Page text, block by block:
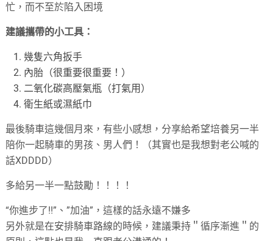
忙，而不至於陷入困境
建議攜帶的小工具：
幾隻六角扳手
內胎（很重要很重要！）
二氧化碳高壓氣瓶（打氣用）
衛生紙或濕紙巾
最後騎車這幾個月來，有些小感想，分享給希望培養另一半
陪你一起騎車的男孩、男人們！（其實也是我想對老公喊的
話XDDDD）
多給另一半一點鼓勵！！！！
“你進步了!!”、”加油”，這樣的話永遠不嫌多
另外就是在安排騎車路線的時候，建議秉持＂循序漸進＂的